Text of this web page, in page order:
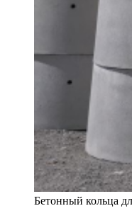
Бетонный кольца